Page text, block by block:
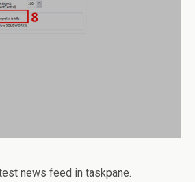
news feed in taskpane.